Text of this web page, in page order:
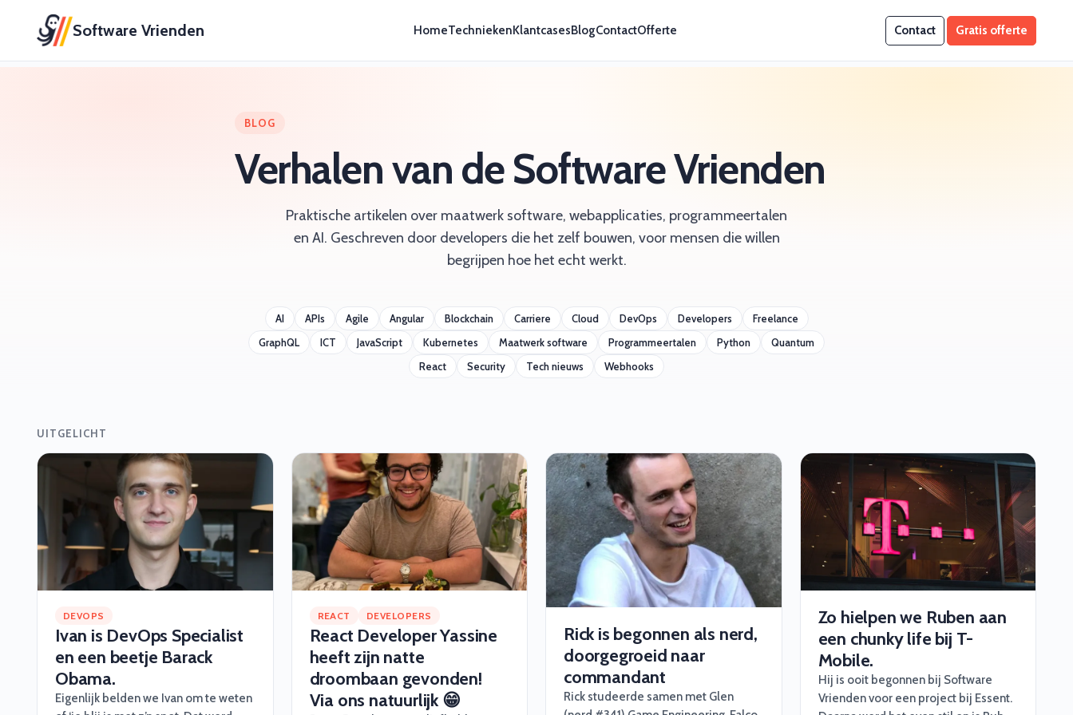
Software Vrienden HomeTechniekenKlantcasesBlogContactOfferte Contact Gratis offerte
BLOG
Verhalen van de Software Vrienden
Praktische artikelen over maatwerk software, webapplicaties, programmeertalen
en AI. Geschreven door developers die het zelf bouwen, voor mensen die willen
begrijpen hoe het echt werkt.
AI APIs Agile Angular Blockchain Carriere Cloud DevOps Developers
Freelance
GraphQL
ICT JavaScript Kubernetes Maatwerk software Programmeertalen Python
Quantum
React
Security Tech nieuws Webhooks
UITGELICHT
DEVOPS
Ivan is DevOps Specialist
en een beetje Barack
Obama.
Eigenlijk belden we Ivan om te weten
REACT DEVELOPERS
React Developer Yassine
heeft zijn natte
droombaan gevonden!
Via ons natuurlijk 😁
Rick is begonnen als nerd,
doorgegroeid naar
commandant
Rick studeerde samen met Glen
Zo hielpen we Ruben aan
een chunky life bij T-
Mobile.
Hij is ooit begonnen bij Software
Vrienden voor een project bij Essent.